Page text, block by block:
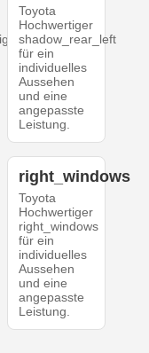
Toyota
Hochwertiger
shadow_rear_left
für ein
individuelles
Aussehen
und eine
angepasste
Leistung.
right_windows
Toyota
Hochwertiger
right_windows
für ein
individuelles
Aussehen
und eine
angepasste
Leistung.